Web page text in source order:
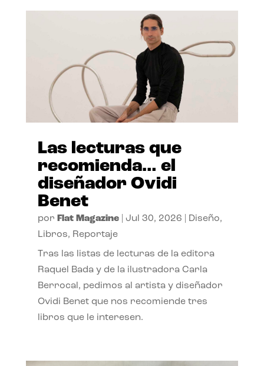
Las lecturas que
recomienda… el
diseñador Ovidi
Benet
por Flat Magazine| Jul 30, 2026 Diseño,
Libros, Reportaje
Tras las listas de lecturas de la editora
Raquel Bada y de la ilustradora Carla
Berrocal, pedimos al artista y diseñador
Ovidi Benet que nos recomiende tres
libros que le interesen.